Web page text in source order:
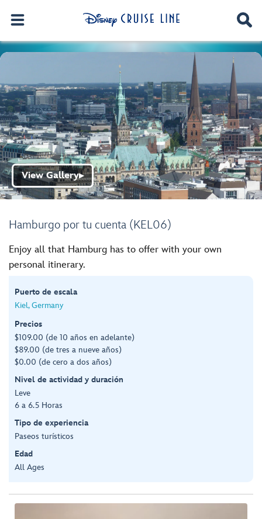
Hamburgo por tu cuenta (KEL06)
View Gallery▶
Enjoy all that Hamburg has to offer with your own
personal itinerary.
Puerto de escala
Kiel, Germany
Precios
$109.00 (de 10 años en adelante)
$89.00 (de tres a nueve años)
$0.00 (de cero a dos años)
Nivel de actividad y duración
Leve
6 a 6.5 Horas
Tipo de experiencia
Paseos turísticos
Edad
All Ages